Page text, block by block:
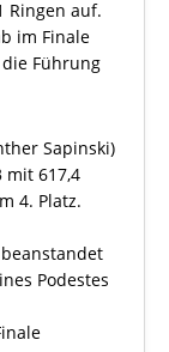
Ringen auf.
im Finale
Führung
Sapinski)
mit 617,4
4. Platz.
Podestes